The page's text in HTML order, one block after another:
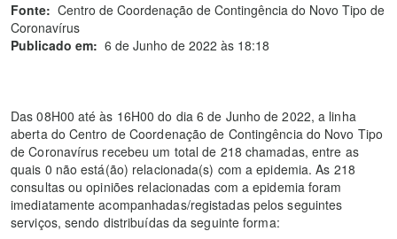
Fonte: Centro de Coordenação de Contingência do Novo Tipo de
Coronavírus
Publicado em: 6 de Junho de 2022 às 18:18
Das 08H00 até às 16H00 do dia 6 de Junho de 2022, a linha
aberta do Centro de Coordenação de Contingência do Novo Tipo
de Coronavírus recebeu um total de 218 chamadas, entre as
quais 0 não está(ão) relacionada(s) com a epidemia. As 218
consultas ou opiniões relacionadas com a epidemia foram
imediatamente acompanhadas/registadas pelos seguintes
serviços, sendo distribuídas da seguinte forma: